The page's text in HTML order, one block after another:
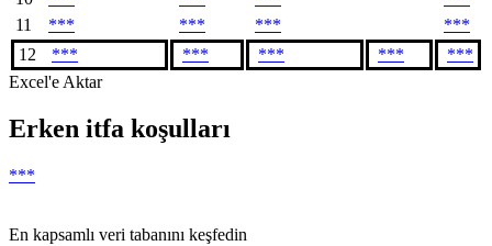
11
*** *** ***
***
12
*** *** *** ***
***
Excel'e Aktar
Erken itfa koşulları
***
En kapsamlı veri tabanını keşfedin